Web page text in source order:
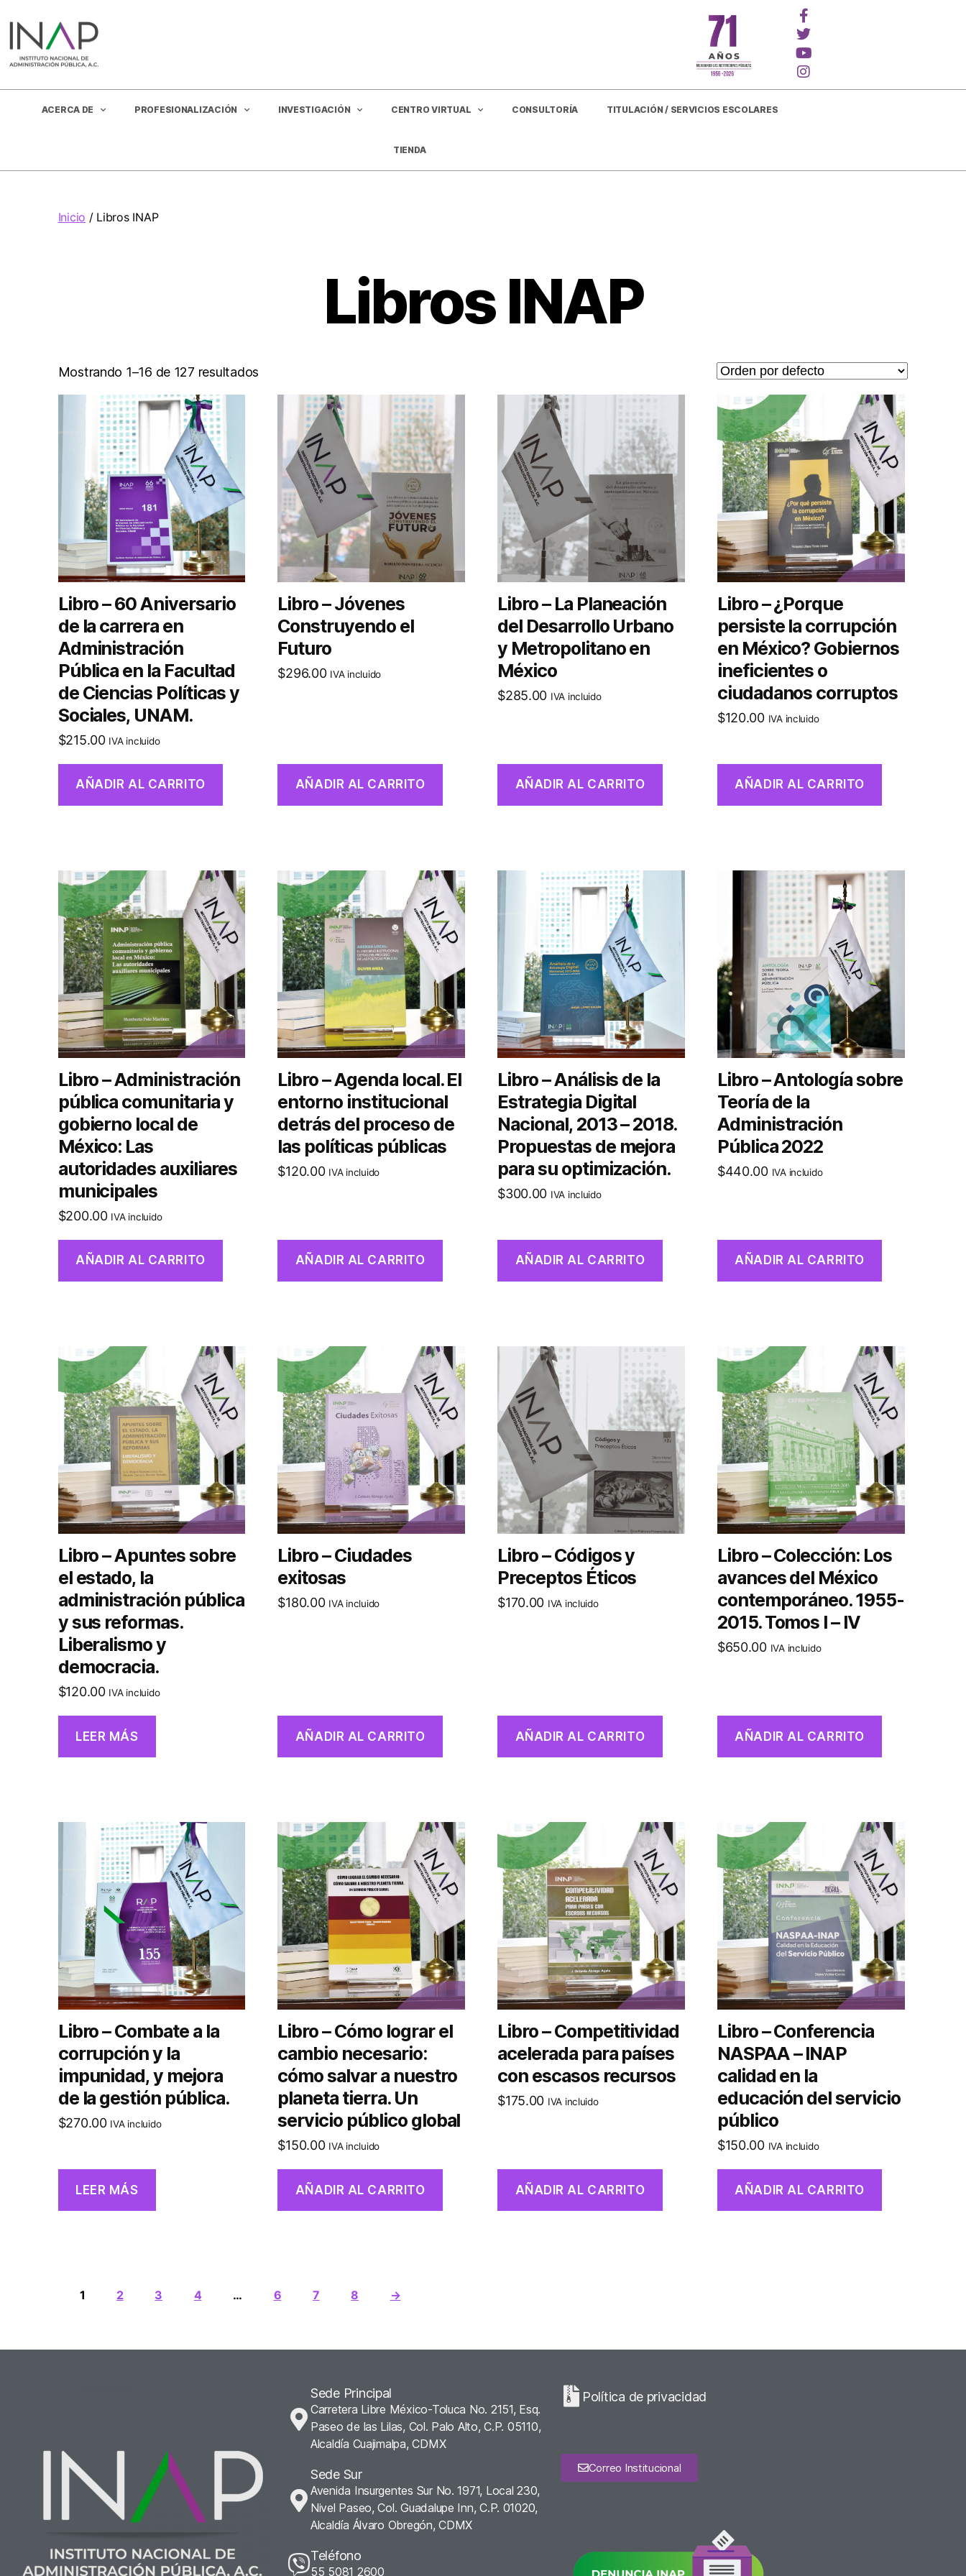
ACERCA DE PROFESIONALIZACIÓN INVESTIGACIÓN CENTRO VIRTUAL CONSULTORÍA TITULACIÓN / SERVICIOS ESCOLARES
TIENDA
Inicio / Libros INAP
Libros INAP
Mostrando 1–16 de 127 resultados
Libro – 60 Aniversario
de la carrera en
Administración
Pública en la Facultad
de Ciencias Políticas y
Sociales, UNAM.
$215.00 IVA incluido
AÑADIR AL CARRITO
Libro – Jóvenes
Construyendo el
Futuro
$296.00 IVA incluido
AÑADIR AL CARRITO
Libro – La Planeación
del Desarrollo Urbano
y Metropolitano en
México
$285.00 IVA incluido
AÑADIR AL CARRITO
Libro – ¿Porque
persiste la corrupción
en México? Gobiernos
ineficientes o
ciudadanos corruptos
$120.00 IVA incluido
AÑADIR AL CARRITO
Libro – Administración
pública comunitaria y
gobierno local de
México: Las
autoridades auxiliares
municipales
$200.00 IVA incluido
AÑADIR AL CARRITO
Libro – Agenda local. El
entorno institucional
detrás del proceso de
las políticas públicas
$120.00 IVA incluido
AÑADIR AL CARRITO
Libro – Análisis de la
Estrategia Digital
Nacional, 2013 – 2018.
Propuestas de mejora
para su optimización.
$300.00 IVA incluido
AÑADIR AL CARRITO
Libro – Antología sobre
Teoría de la
Administración
Pública 2022
$440.00 IVA incluido
AÑADIR AL CARRITO
Libro – Apuntes sobre
el estado, la
administración pública
y sus reformas.
Liberalismo y
democracia.
$120.00 IVA incluido
LEER MÁS
Libro – Ciudades
exitosas
$180.00 IVA incluido
AÑADIR AL CARRITO
Libro – Códigos y
Preceptos Éticos
$170.00 IVA incluido
AÑADIR AL CARRITO
Libro – Colección: Los
avances del México
contemporáneo. 1955-
2015. Tomos I – IV
$650.00 IVA incluido
AÑADIR AL CARRITO
Libro – Combate a la
corrupción y la
impunidad, y mejora
de la gestión pública.
$270.00 IVA incluido
LEER MÁS
Libro – Cómo lograr el
cambio necesario:
cómo salvar a nuestro
planeta tierra. Un
servicio público global
$150.00 IVA incluido
AÑADIR AL CARRITO
Libro – Competitividad
acelerada para países
con escasos recursos
$175.00 IVA incluido
AÑADIR AL CARRITO
Libro – Conferencia
NASPAA – INAP
calidad en la
educación del servicio
público
$150.00 IVA incluido
AÑADIR AL CARRITO
1 2 3 4 … 6 7 8 →
Sede Principal
Carretera Libre México-Toluca No. 2151, Esq.
Paseo de las Lilas, Col. Palo Alto, C.P. 05110,
Alcaldía Cuajimalpa, CDMX
Sede Sur
Avenida Insurgentes Sur No. 1971, Local 230,
Nivel Paseo, Col. Guadalupe Inn, C.P. 01020,
Alcaldía Álvaro Obregón, CDMX
Teléfono
55 5081 2600
Política de privacidad
Correo Institucional